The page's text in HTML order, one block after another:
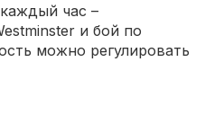
час –
и бой по
можно регулировать